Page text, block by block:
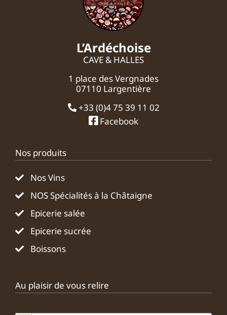
L’Ardéchoise
CAVE & HALLES
1 place des Vergnades
07110 Largentière
+33 (0)4 75 39 11 02
Facebook
Nos produits
Nos Vins
NOS Spécialités à la Châtaigne
Epicerie salée
Epicerie sucrée
Boissons
Au plaisir de vous relire